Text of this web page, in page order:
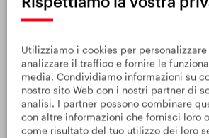
ATTIVITÀ
Grand
Utilizziamo i cookies per
analizzare il traffico e fornire le
media. Condividiamo informazioni su
nostro sito Web con i nostri partner di
analisi. I partner possono combinare
con altre informazioni che fornisci loro
come risultato del tuo utilizzo dei loro